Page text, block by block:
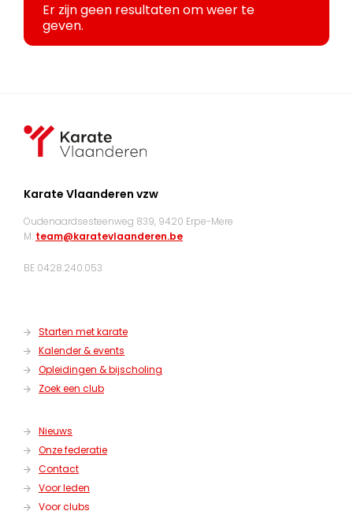
Er zijn geen resultaten om weer te
geven.
Karate Vlaanderen vzw
Oudenaardsesteenweg 839, 9420 Erpe-Mere
M: team@karatevlaanderen.be
BE 0428.240.053
Starten met karate
Kalender & events
Opleidingen & bijscholing
Zoek een club
Nieuws
Onze federatie
Contact
Voor leden
Voor clubs